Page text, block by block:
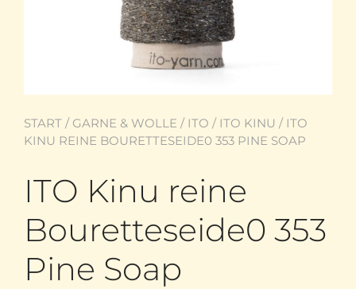
START / GARNE & WOLLE / ITO / ITO KINU / ITO
KINU REINE BOURETTESEIDE0 353 PINE SOAP
ITO Kinu reine
Bouretteseide0 353
Pine Soap